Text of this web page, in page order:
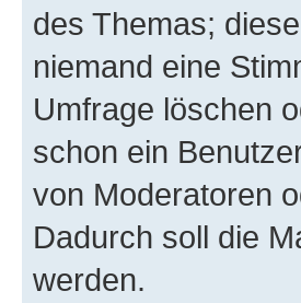
des Themas;
niemand eine
Umfrage löschen
schon ein
von Moderatoren
Dadurch soll die
werden.